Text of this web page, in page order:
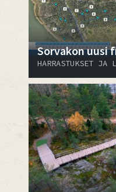
Sorvakon uusi
HARRASTUKSET JA